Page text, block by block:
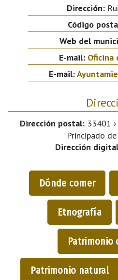
Dirección:
Código
Web del
E-mail: Oficina
E-mail:
Dirección postal:33401 ›
Principado
Dirección
Dónde comer
Etnografía
Patrimonio
Patrimonio natural